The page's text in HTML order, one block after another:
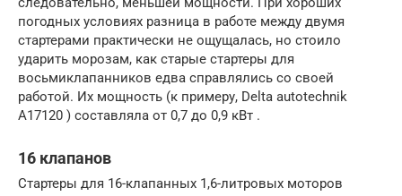
погодных условиях разница в работе между двумя
стартерами практически не ощущалась, но стоило
ударить морозам, как старые стартеры для
восьмиклапанников едва справлялись со своей
работой. Их мощность (к примеру, Delta autotechnik
A17120 ) составляла от 0,7 до 0,9 кВт .
16 клапанов
Стартеры для 16-клапанных 1,6-литровых моторов